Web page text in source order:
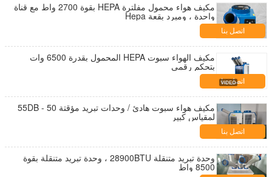
مكيف هواء محمول مفلترة HEPA بقوة 2700 واط مع قناة
واحدة ، ومبرد بقعة Hepa
اتصل بنا
مكيف الهواء سبوت HEPA المحمول بقدرة 6500 وات
بتحكم رقمي
اتصل بنا
مكيف هواء سبوت هادئ / وحدات تبريد مؤقتة 50 - 55DB
لمقياس كبير
اتصل بنا
وحدة تبريد متنقلة 28900BTU ، وحدة تبريد متنقلة بقوة
8500 واط